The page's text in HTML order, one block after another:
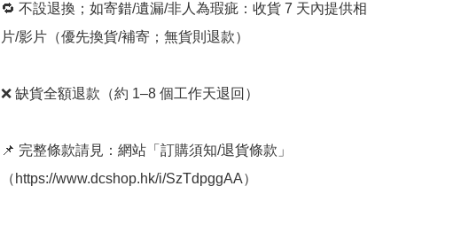
🔁 不設退換；如寄錯/遺漏/非人為瑕疵：收貨 7 天內提供相
片/影片（優先換貨/補寄；無貨則退款）
❌ 缺貨全額退款（約 1–8 個工作天退回）
📌 完整條款請見：網站「訂購須知/退貨條款」
（https://www.dcshop.hk/i/SzTdpggAA）